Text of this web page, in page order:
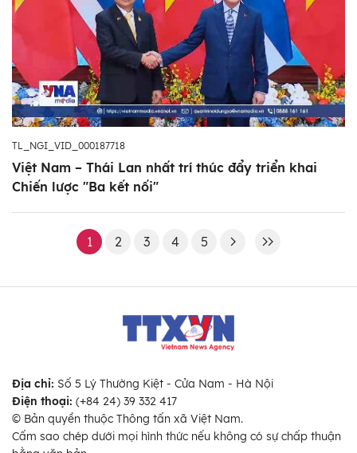
TL_NGI_VID_000187718
Việt Nam – Thái Lan nhất trí thúc đẩy triển khai
Chiến lược "Ba kết nối"
1 2 3 4 5
Địa chỉ: Số 5 Lý Thường Kiệt - Cửa Nam - Hà Nội
Điện thoại: (+84 24) 39 332 417
© Bản quyền thuộc Thông tấn xã Việt Nam.
Cấm sao chép dưới mọi hình thức nếu không có sự chấp thuận